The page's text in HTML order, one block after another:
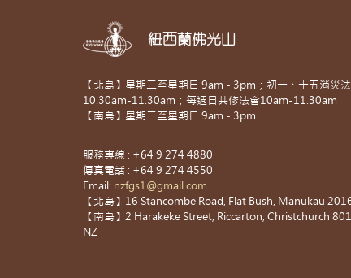
紐西蘭佛光山
【北島】星期二至星期日 9am - 3pm；初一、十五消災
10.30am-11.30am；每週日共修法會10am-11.30am
【南島】星期二至星期日 9am - 3pm
-
服務專線 : +64 9 274 4880
傳真電話 : +64 9 274 4550
Email: nzfgs1@gmail.com
【北島】16 Stancombe Road, Flat Bush, Manukau
【南島】2 Harakeke Street, Riccarton, Christchurch
NZ